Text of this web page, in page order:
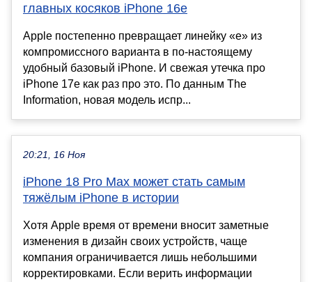
главных косяков iPhone 16e
Apple постепенно превращает линейку «е» из
компромиссного варианта в по-настоящему
удобный базовый iPhone. И свежая утечка про
iPhone 17e как раз про это. По данным The
Information, новая модель испр...
20:21, 16 Ноя
iPhone 18 Pro Max может стать самым
тяжёлым iPhone в истории
Хотя Apple время от времени вносит заметные
изменения в дизайн своих устройств, чаще
компания ограничивается лишь небольшими
корректировками. Если верить информации